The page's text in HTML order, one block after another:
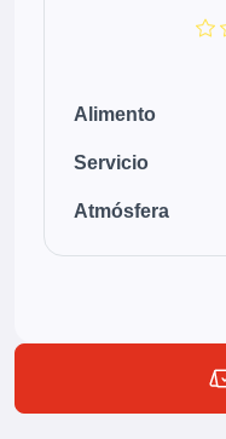
Alimento
Servicio
Atmósfera